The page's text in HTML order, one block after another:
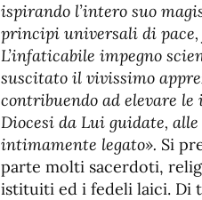
ispirando l’intero suo
principi universali di
L’infaticabile impegno
suscitato il vivissimo
contribuendo ad elevare
Diocesi da Lui guidate,
intimamente legato». Si
parte molti sacerdoti,
istituiti ed i fedeli laici. Di